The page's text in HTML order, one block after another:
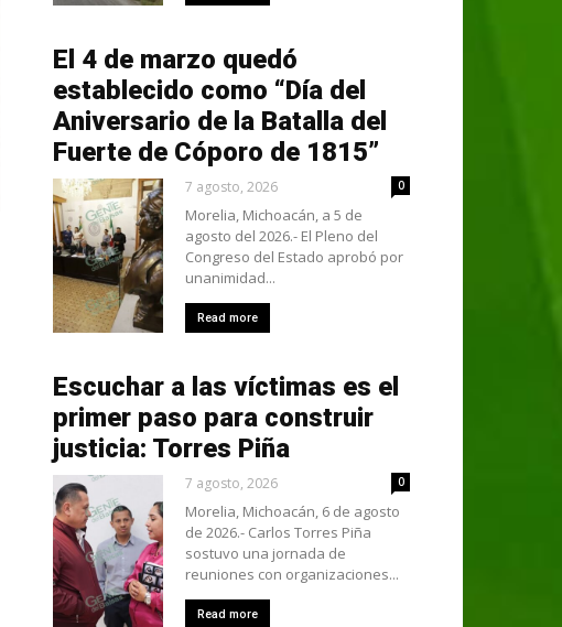
El 4 de marzo quedó
establecido como “Día del
Aniversario de la Batalla del
Fuerte de Cóporo de 1815”
7 agosto, 2026 0
Morelia, Michoacán, a 5 de
agosto del 2026.- El Pleno del
Congreso del Estado aprobó por
unanimidad...
Read more
Escuchar a las víctimas es el
primer paso para construir
justicia: Torres Piña
7 agosto, 2026 0
Morelia, Michoacán, 6 de agosto
de 2026.- Carlos Torres Piña
sostuvo una jornada de
reuniones con organizaciones...
Read more